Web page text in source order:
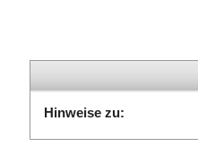
Hinweise zu: